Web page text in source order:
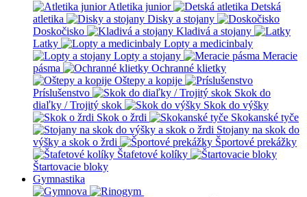
Atletika junior
Detská
atletika
Disky a stojany
Doskočisko
Kladivá a stojany
Latky
Lopty a medicinbaly
Lopty a stojany
Meracie
pásma
Ochranné klietky
Oštepy a kopije
Príslušenstvo
Skok do
diaľky / Trojitý skok
Skok do výšky
Skok o žrdi
Skokanské tyče
Stojany na skok do
výšky a skok o žrdi
Športové prekážky
Štafetové kolíky
Štartovacie bloky
Gymnastika